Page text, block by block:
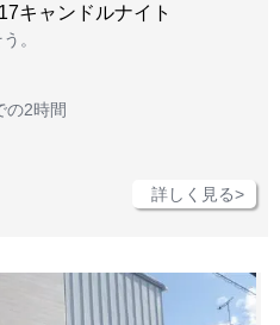
キャンドルナイト
。
の2時間
詳しく見る>